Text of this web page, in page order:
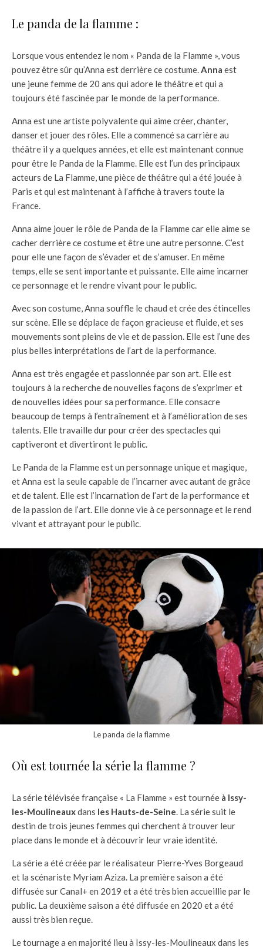
Le panda de la flamme :
Lorsque vous entendez le nom « Panda de la Flamme », vous
pouvez être sûr qu’Anna est derrière ce costume.Anna est
une jeune femme de 20 ans qui adore le théâtre et qui a
toujours été fascinée par le monde de la performance.
Anna est une artiste polyvalente qui aime créer, chanter,
danser et jouer des rôles. Elle a commencé sa carrière au
théâtre il y a quelques années, et elle est maintenant connue
pour être le Panda de la Flamme. Elle est l’un des principaux
acteurs de La Flamme, une pièce de théâtre qui a été jouée à
Paris et qui est maintenant à l’affiche à travers toute la
France.
Anna aime jouer le rôle de Panda de la Flamme car elle aime se
cacher derrière ce costume et être une autre personne. C’est
pour elle une façon de s’évader et de s’amuser. En même
temps, elle se sent importante et puissante. Elle aime incarner
ce personnage et le rendre vivant pour le public.
Avec son costume, Anna souffle le chaud et crée des étincelles
sur scène. Elle se déplace de façon gracieuse et fluide, et ses
mouvements sont pleins de vie et de passion. Elle est l’une des
plus belles interprétations de l’art de la performance.
Anna est très engagée et passionnée par son art. Elle est
toujours à la recherche de nouvelles façons de s’exprimer et
de nouvelles idées pour sa performance. Elle consacre
beaucoup de temps à l’entraînement et à l’amélioration de ses
talents. Elle travaille dur pour créer des spectacles qui
captiveront et divertiront le public.
Le Panda de la Flamme est un personnage unique et magique,
et Anna est la seule capable de l’incarner avec autant de grâce
et de talent. Elle est l’incarnation de l’art de la performance et
de la passion de l’art. Elle donne vie à ce personnage et le rend
vivant et attrayant pour le public.
Le panda de la flamme
Où est tournée la série la flamme ?
La série télévisée française « La Flamme » est tournée à Issy-
les-Moulineauxdans les Hauts-de-Seine . La série suit le
destin de trois jeunes femmes qui cherchent à trouver leur
place dans le monde et à découvrir leur vraie identité.
La série a été créée par le réalisateur Pierre-Yves Borgeaud
et la scénariste Myriam Aziza. La première saison a été
diffusée sur Canal+ en 2019 et a été très bien accueillie par le
public. La deuxième saison a été diffusée en 2020 et a été
aussi très bien reçue.
Le tournage a en majorité lieu à Issy-les-Moulineaux dans les